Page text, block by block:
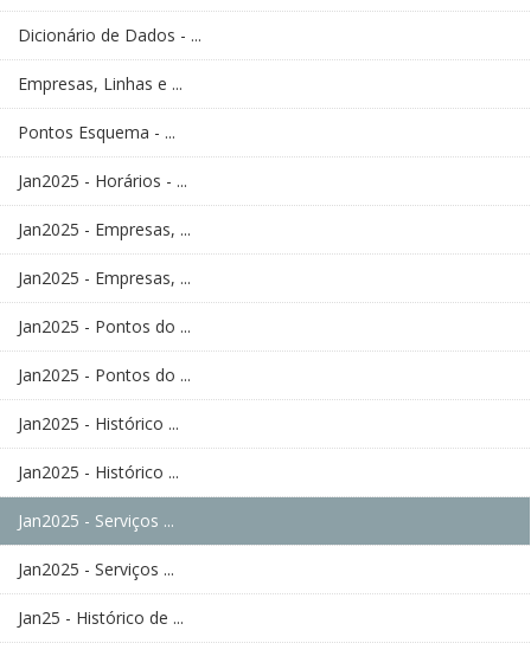
Dicionário de Dados - ...
Empresas, Linhas e ...
Pontos Esquema - ...
Jan2025 - Horários - ...
Jan2025 - Empresas, ...
Jan2025 - Empresas, ...
Jan2025 - Pontos do ...
Jan2025 - Pontos do ...
Jan2025 - Histórico ...
Jan2025 - Histórico ...
Jan2025 - Serviços ...
Jan2025 - Serviços ...
Jan25 - Histórico de ...